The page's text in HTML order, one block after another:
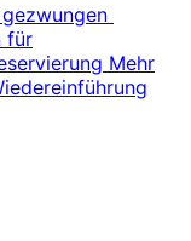
für
Mehr